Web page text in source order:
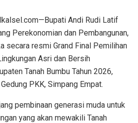
Andi Rudi Latif
Perekonomian dan Pembangunan,
secara resmi Grand Final Pemilihan
Asri dan Bersih
Tanah Bumbu Tahun 2026,
PKK, Simpang Empat.
pembinaan generasi muda untuk
yang akan mewakili Tanah